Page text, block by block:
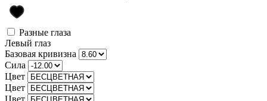
Разные глаза
Левый глаз
Базовая кривизна
Сила
Цвет
Цвет
Цвет